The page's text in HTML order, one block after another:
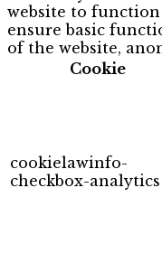
website to function
ensure basic
of the website,
Cookie
cookielawinfo-
checkbox-analytics